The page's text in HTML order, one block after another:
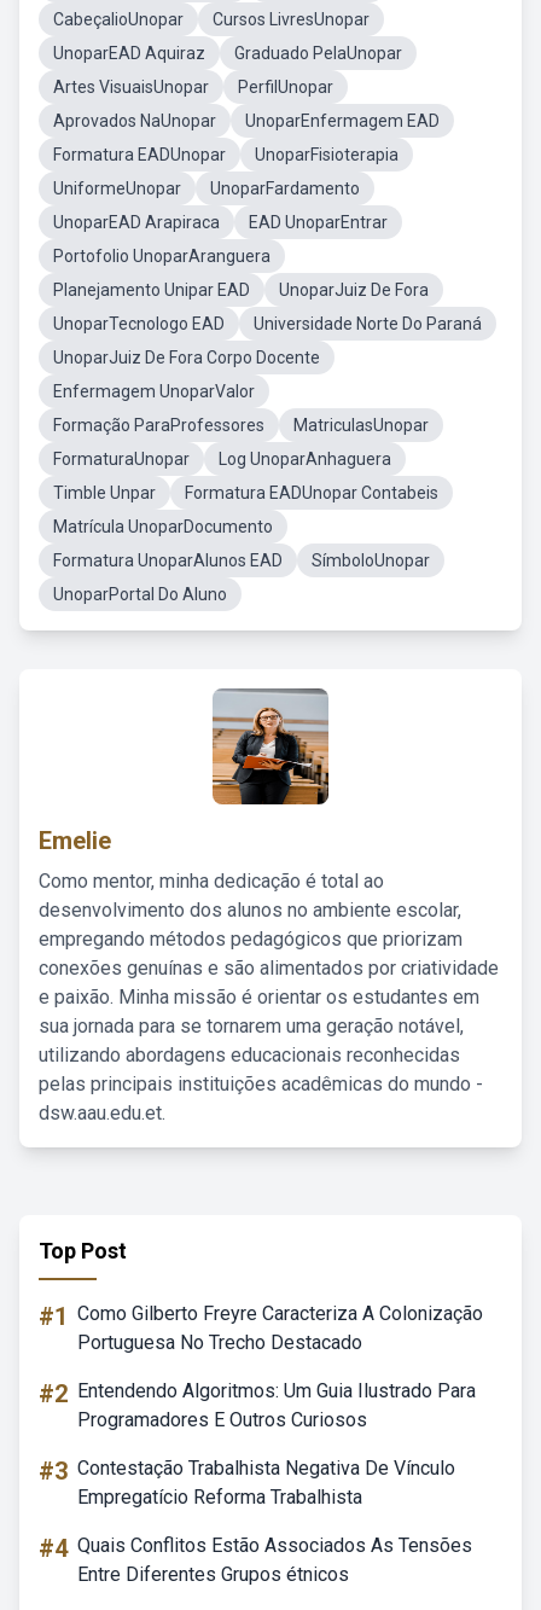
CabeçalioUnopar
Cursos LivresUnopar
UnoparEAD Aquiraz
Graduado PelaUnopar
Artes VisuaisUnopar
PerfilUnopar
Aprovados NaUnopar
UnoparEnfermagem EAD
Formatura EADUnopar
UnoparFisioterapia
UniformeUnopar
UnoparFardamento
UnoparEAD Arapiraca
EAD UnoparEntrar
Portofolio UnoparAranguera
Planejamento Unipar EAD
UnoparJuiz De Fora
UnoparTecnologo EAD
Universidade Norte Do Paraná
UnoparJuiz De Fora Corpo Docente
Enfermagem UnoparValor
Formação ParaProfessores
MatriculasUnopar
FormaturaUnopar
Log UnoparAnhaguera
Timble Unpar
Formatura EADUnopar Contabeis
Matrícula UnoparDocumento
Formatura UnoparAlunos EAD
SímboloUnopar
UnoparPortal Do Aluno
Emelie
Como mentor, minha dedicação é total ao
desenvolvimento dos alunos no ambiente escolar,
empregando métodos pedagógicos que priorizam
conexões genuínas e são alimentados por criatividade
e paixão. Minha missão é orientar os estudantes em
sua jornada para se tornarem uma geração notável,
utilizando abordagens educacionais reconhecidas
pelas principais instituições acadêmicas do mundo -
dsw.aau.edu.et.
Top Post
#1 Como Gilberto Freyre Caracteriza A Colonização
Portuguesa No Trecho Destacado
#2 Entendendo Algoritmos: Um Guia Ilustrado Para
Programadores E Outros Curiosos
#3 Contestação Trabalhista Negativa De Vínculo
Empregatício Reforma Trabalhista
#4 Quais Conflitos Estão Associados As Tensões
Entre Diferentes Grupos étnicos